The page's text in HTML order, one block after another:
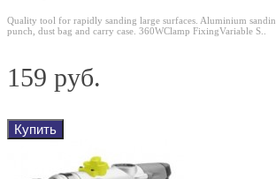
Quality tool for rapidly sanding large surfaces. Aluminium
punch, dust bag and carry case. 360WClamp FixingVariable S..
159 руб.
Купить